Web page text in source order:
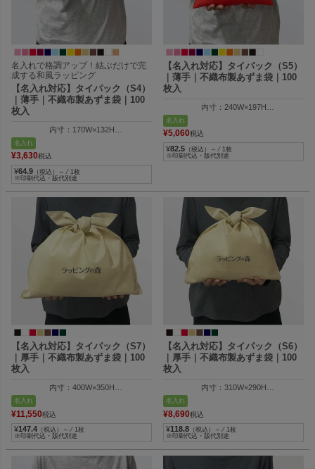
名入れで格調アップ！結ぶだけで完
成する和風ラッピング
【名入れ対応】タイパック（S4）
｜薄手｜不織布製あずま袋｜100
枚入
内寸：170W×132H
名入れ
¥3,630税込
¥64.9 （税込）～ ⁄ 1枚
※印刷代込・版代別途
【名入れ対応】タイパック（S5）
｜薄手｜不織布製あずま袋｜100
枚入
内寸：240W×197H
名入れ
¥5,060税込
¥82.5 （税込）～ ⁄ 1枚
※印刷代込・版代別途
【名入れ対応】タイパック（S7）
｜厚手｜不織布製あずま袋｜100
枚入
内寸：400W×350H
納品時の全長：580Hmm
名入れ
¥11,550税込
¥147.4 （税込）～ ⁄ 1枚
※印刷代込・版代別途
【名入れ対応】タイパック（S6）
｜厚手｜不織布製あずま袋｜100
枚入
内寸：310W×290H
名入れ
¥8,690税込
¥118.8 （税込）～ ⁄ 1枚
※印刷代込・版代別途